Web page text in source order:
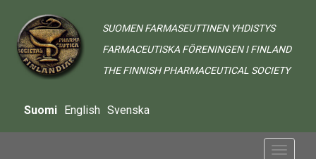
pääsisältöön
SUOMEN FARMASEUTTINEN YHDISTYS
FARMACEUTISKA FÖRENINGEN I FINLAND
THE FINNISH PHARMACEUTICAL SOCIETY
Suomi English Svenska
Toggle